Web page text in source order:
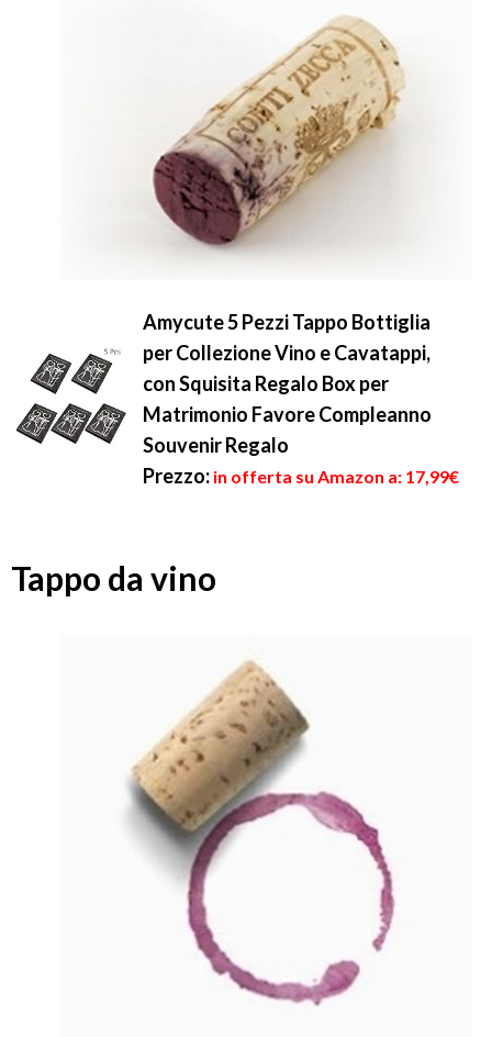
Amycute 5 Pezzi Tappo Bottiglia
per Collezione Vino e Cavatappi,
con Squisita Regalo Box per
Matrimonio Favore Compleanno
Souvenir Regalo
Prezzo: in offerta su Amazon a: 17,99€
Tappo da vino